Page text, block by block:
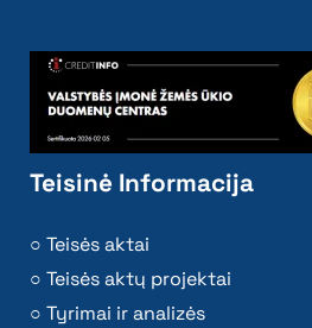
Teisinė Informacija
Teisės aktai
Teisės aktų projektai
Tyrimai ir analizės